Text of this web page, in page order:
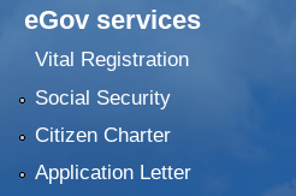
eGov services
Vital Registration
Social Security
Citizen Charter
Application Letter